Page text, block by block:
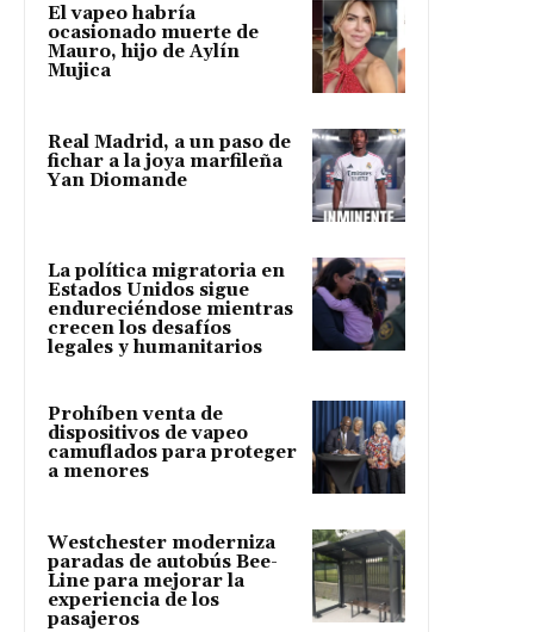
El vapeo habría
ocasionado muerte de
Mauro, hijo de Aylín
Mujica
Real Madrid, a un paso de
fichar a la joya marfileña
Yan Diomande
La política migratoria en
Estados Unidos sigue
endureciéndose mientras
crecen los desafíos
legales y humanitarios
Prohíben venta de
dispositivos de vapeo
camuflados para proteger
a menores
Westchester moderniza
paradas de autobús Bee-
Line para mejorar la
experiencia de los
pasajeros